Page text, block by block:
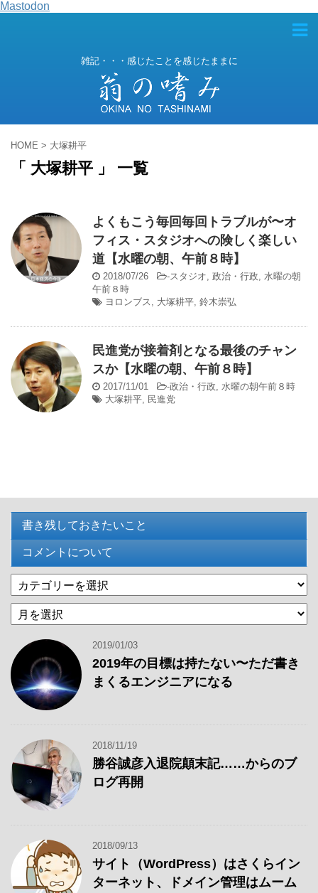
Mastodon
雑記・・・感じたことを感じたままに
HOME > 大塚耕平
「 大塚耕平 」 一覧
よくもこう毎回毎回トラブルが〜オ
フィス・スタジオへの険しく楽しい
道【水曜の朝、午前８時】
2018/07/26 -スタジオ, 政治・行政, 水曜の朝
午前８時
ヨロンブス, 大塚耕平, 鈴木崇弘
民進党が接着剤となる最後のチャン
スか【水曜の朝、午前８時】
2017/11/01 -政治・行政, 水曜の朝午前８時
大塚耕平, 民進党
書き残しておきたいこと
コメントについて
テ
ゴ
リ
過
去
記
事
2019/01/03
2019年の目標は持たない〜ただ書き
まくるエンジニアになる
2018/11/19
勝谷誠彦入退院顛末記……からのブ
ログ再開
2018/09/13
サイト（WordPress）はさくらイン
ターネット、ドメイン管理はムーム